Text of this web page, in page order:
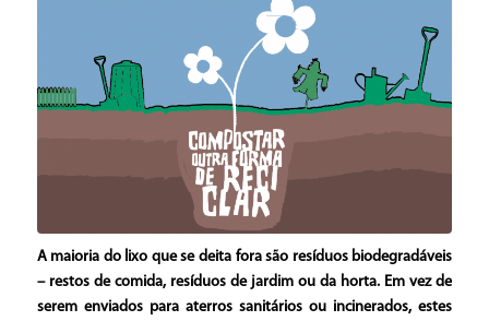
A maioria do lixo que se deita fora são resíduos biodegradáveis
– restos de comida, resíduos de jardim ou da horta. Em vez de
serem enviados para aterros sanitários ou incinerados, estes